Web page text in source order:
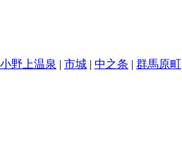
小野上温泉 | 市城 | 中之条 | 群馬原町